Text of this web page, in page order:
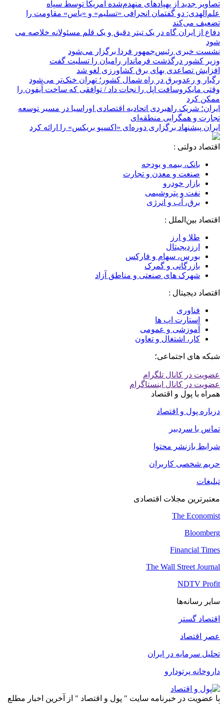
تصاویر جدید از پهپادهای منهدم‌شده آمریکا توسط سپاه
علم‌الهدی: دو گفتمان انحرافی «تسلیم» و «یاس» مقاومت را
تضعیف می‌کند
دفاع از ایران گاه در یک تیتر دقیق و یک قلم مسئولانه خلاصه می
شود
نشست خبری رئیس‌جمهور فردا برگزار می‌شود
وزیر کشور درگذشت فرماندار رامیان را تسلیت گفت
افزایش تصاعدی بهای برق کشاورزی لغو شد
رگبار و رعدوبرق در راه شمال کشور؛ تهران خنک‌تر می‌شود
وقتی مایکروسافت اپل را نجات داد / توافقی که ساخت آیفون را
ممکن کرد
ایران؛ شریک راهبردی اتحادیه اقتصادی اوراسیا در مسیر توسعه
تجارت و همگرایی منطقه‌ای
ایران پیشنهاد برگزاری دوره‌ای «اکسپو بریکس» را ارائه کرد
اقتصاد دولتی :
بانک، بیمه و بودجه
صنعت و معدن و تجارت
بازار خودرو
نفت و پتروشیمی
برق، آب و انرژی
اقتصاد بین‌الملل :
طلا و ارز
ارزدیجیتال
بورس، سهام و فارکس
بازرگانی و گمرک
شهرک های صنعتی و مناطق آزاد
اقتصاد دیجیتال :
فناوری
استارت اپ ها
آموزشی و عمومی
کار، اشتغال و تعاون
شبکه های اجتماعی؛
عضویت در کانال تلگرام
عضویت در کانال اینستاگرام
همراه با پول و اقتصاد
درباره پول و اقتصاد
تماس با سردبیر
شرایط بازنشر محتوا
حریم شخصی کاربران
تبلیغات
معتبرترین مجلات اقتصادی
The Economist
Bloomberg
Financial Times
The Wall Street Journal
NDTV Profit
سایر رسانه‌ها
اقتصاد گستر
عصر اقتصاد
تحلیل سرمایه در ایران
داروخانه پرتودارو
با عضویت در خبرنامه سایت " پول و اقتصاد " از آخرین اخبار مطلع